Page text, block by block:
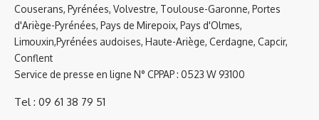
Couserans, Pyrénées, Volvestre, Toulouse-Garonne, Portes
d'Ariège-Pyrénées, Pays de Mirepoix, Pays d'Olmes,
Limouxin,Pyrénées audoises, Haute-Ariège, Cerdagne, Capcir,
Conflent
Service de presse en ligne N° CPPAP : 0523 W 93100
Tel : 09 61 38 79 51